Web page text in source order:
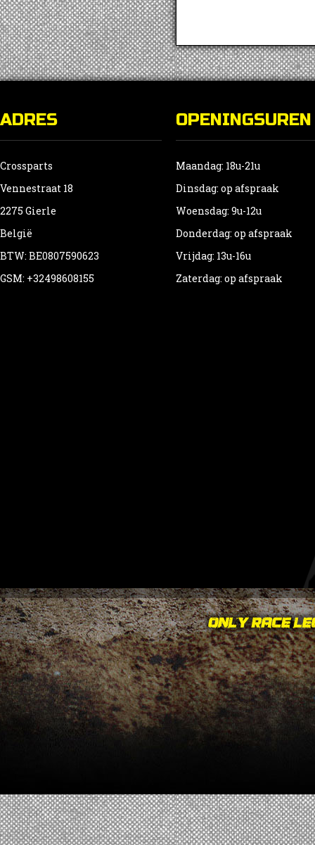
ADRES
Crossparts
Vennestraat 18
2275 Gierle
België
BTW: BE0807590623
GSM: +32498608155
OPENINGSUREN
Maandag: 18u-21u
Dinsdag: op afspraak
Woensdag: 9u-12u
Donderdag: op afspraak
Vrijdag: 13u-16u
Zaterdag: op afspraak